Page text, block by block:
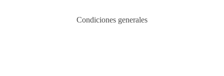
Condiciones generales